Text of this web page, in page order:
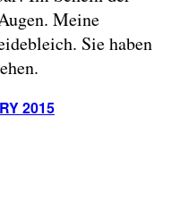
Meine
Sie haben
2015